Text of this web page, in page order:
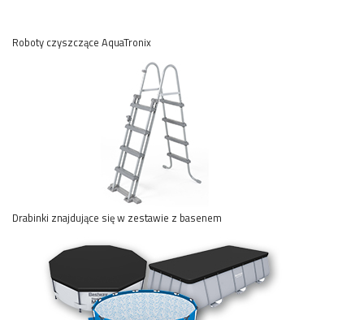
Roboty czyszczące AquaTronix
Drabinki znajdujące się w zestawie z basenem